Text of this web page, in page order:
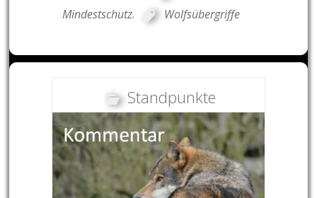
Mindestschutz, Wolfsübergriffe
Standpunkte